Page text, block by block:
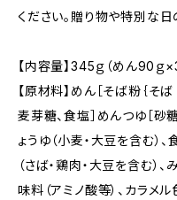
ください。贈り物や特別な
【内容量】345ｇ（めん90ｇ
【原材料】めん［そば粉｛そ
麦芽糖、食塩］めんつゆ［砂
ょうゆ（小麦・大豆を含む）
（さば・鶏肉・大豆を含む）
味料（アミノ酸等）、カラメル